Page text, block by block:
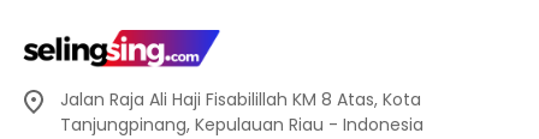
Jalan Raja Ali Haji Fisabilillah KM 8 Atas, Kota
Tanjungpinang, Kepulauan Riau - Indonesia